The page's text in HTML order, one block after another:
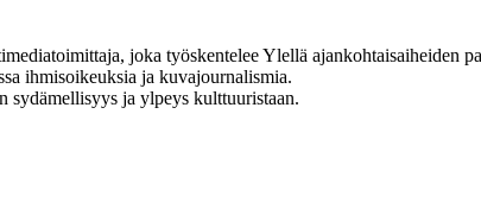
joka työskentelee Ylellä ajankohtaisaiheiden
ihmisoikeuksia ja kuvajournalismia.
sydämellisyys ja ylpeys kulttuuristaan.